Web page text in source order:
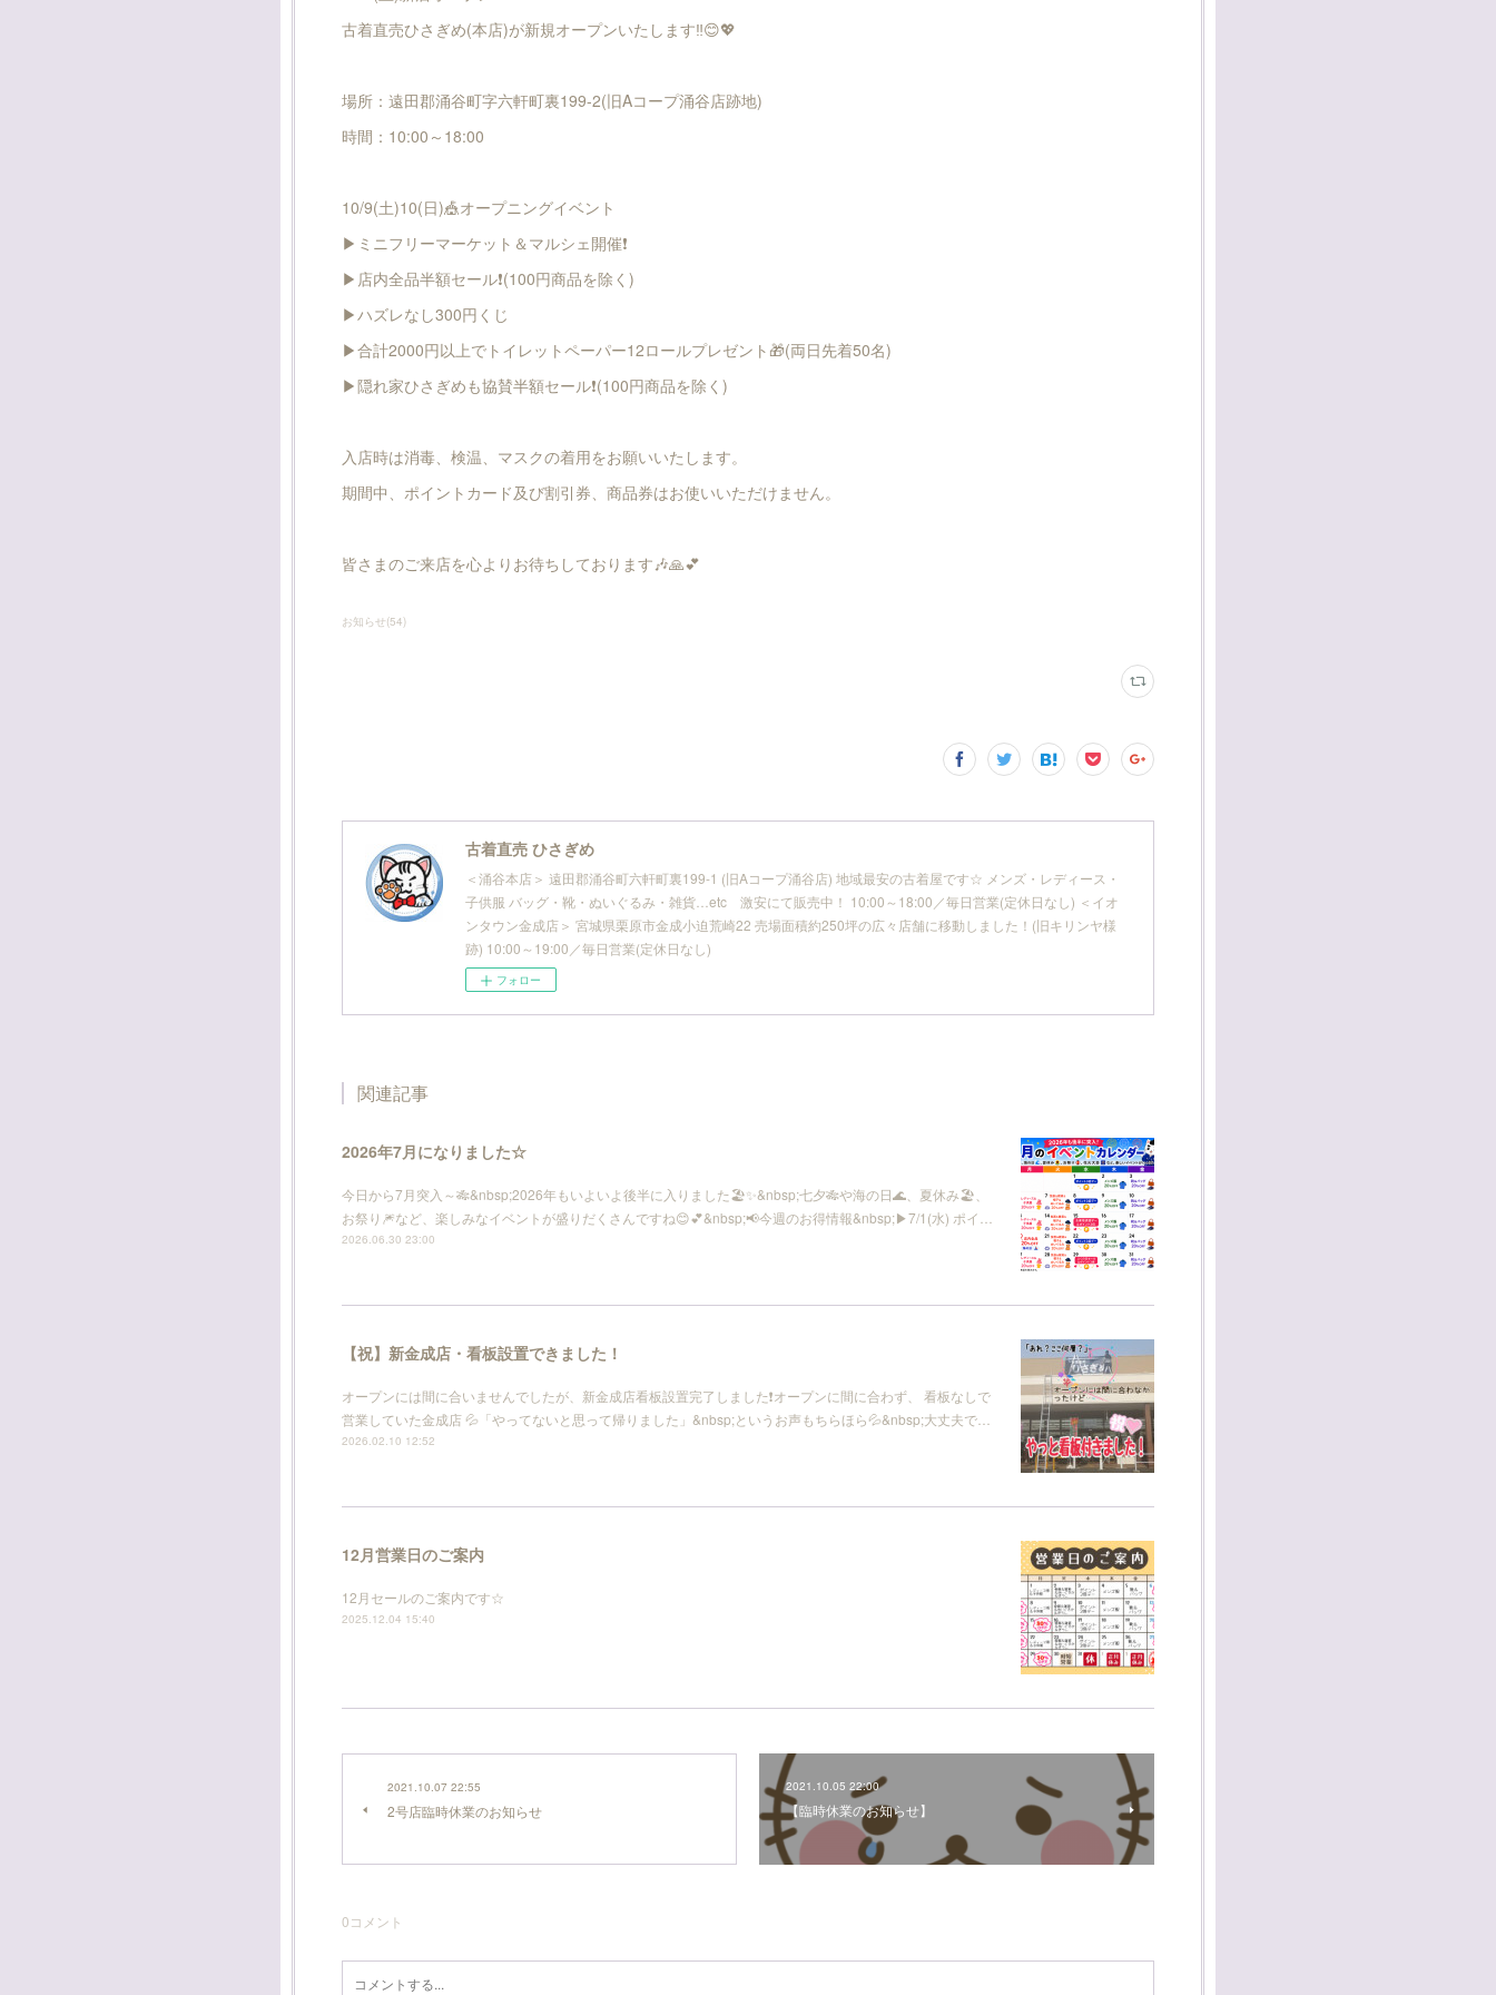
古着直売ひさぎめ(本店)が新規オープンいたします‼️😊💖
場所：遠田郡涌谷町字六軒町裏199-2(旧Aコープ涌谷店跡地)
時間：10:00～18:00
10/9(土)10(日)🎪オープニングイベント
▶ミニフリーマーケット＆マルシェ開催❗
▶店内全品半額セール❗(100円商品を除く)
▶ハズレなし300円くじ
▶合計2000円以上でトイレットペーパー12ロールプレゼント🎁(両日先着50名)
▶隠れ家ひさぎめも協賛半額セール❗(100円商品を除く)
入店時は消毒、検温、マスクの着用をお願いいたします。
期間中、ポイントカード及び割引券、商品券はお使いいただけません。
皆さまのご来店を心よりお待ちしております🎶🙏💕
お知らせ(54)
古着直売 ひさぎめ
＜涌谷本店＞ 遠田郡涌谷町六軒町裏199-1 (旧Aコープ涌谷店) 地域最安の古着屋です☆ メンズ・レディース・
子供服 バッグ・靴・ぬいぐるみ・雑貨…etc 激安にて販売中！ 10:00～18:00／毎日営業(定休日なし) ＜イオ
ンタウン金成店＞ 宮城県栗原市金成小迫荒崎22 売場面積約250坪の広々店舗に移動しました！(旧キリンヤ様
跡) 10:00～19:00／毎日営業(定休日なし)
フォロー
関連記事
2026年7月になりました☆
今日から7月突入～🎋&nbsp;2026年もいよいよ後半に入りました🏖️✨&nbsp;七夕🎋や海の日🌊、夏休み🏖、
お祭り🎆など、楽しみなイベントが盛りだくさんですね😊💕&nbsp;📢今週のお得情報&nbsp;▶7/1(水) ポイ…
2026.06.30 23:00
【祝】新金成店・看板設置できました！
オープンには間に合いませんでしたが、新金成店看板設置完了しました❗オープンに間に合わず、 看板なしで
営業していた金成店 💦「やってないと思って帰りました」&nbsp;というお声もちらほら💦&nbsp;大丈夫で…
2026.02.10 12:52
12月営業日のご案内
12月セールのご案内です☆
2025.12.04 15:40
2021.10.07 22:55
2号店臨時休業のお知らせ
2021.10.05 22:00
【臨時休業のお知らせ】
0コメント